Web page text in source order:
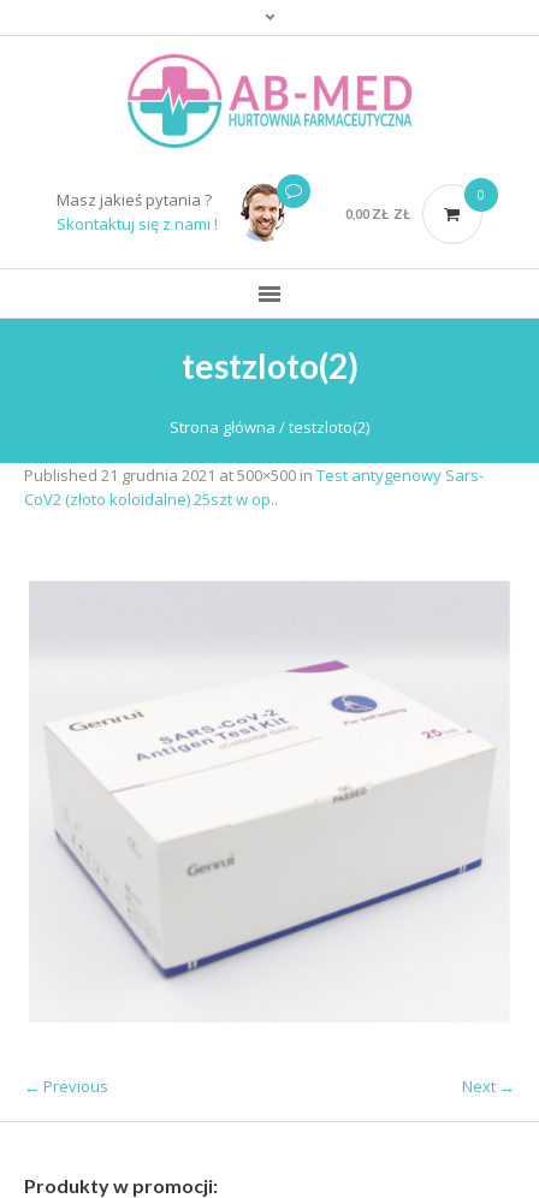
Masz jakieś pytania ?
Skontaktuj się z nami !
0,00 ZŁ ZŁ
0
testzloto(2)
Strona główna /testzloto(2)
Published 21 grudnia 2021 at 500×500 in Test antygenowy Sars-
CoV2 (złoto koloidalne) 25szt w op..
← Previous Next →
Produkty w promocji: